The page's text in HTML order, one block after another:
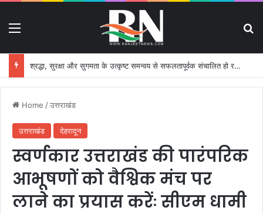
श्रद्धा, सुरक्षा और सुगमता के उत्कृष्ट समन्वय से सफलतापूर्वक संचालित हो रही कांवड़ यात्रा
Home /उत्तराखंड
उत्तराखंड देहरादून
स्वर्णकार उत्तराखंड की पारंपरिक
आभूषणों को वैश्विक मंच पर
लाने का प्रयास करेंः सीएम धामी